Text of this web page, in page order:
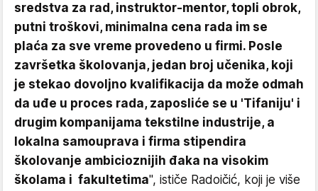
sredstva za rad, instruktor-mentor, topli obrok,
putni troškovi, minimalna cena rada im se
plaća za sve vreme provedeno u firmi. Posle
završetka školovanja, jedan broj učenika, koji
je stekao dovoljno kvalifikacija da može odmah
da uđe u proces rada, zaposliće se u 'Tifaniju' i
drugim kompanijama tekstilne industrije, a
lokalna samouprava i firma stipendira
školovanje ambicioznijih đaka na visokim
školama i fakultetima", ističe Radoičić, koji je više